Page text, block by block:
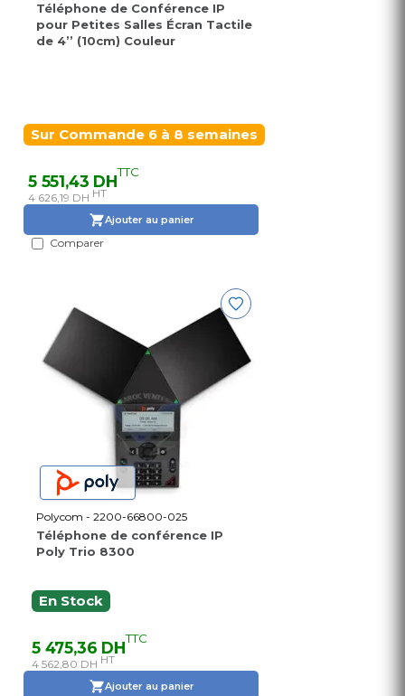
Téléphone de Conférence IP
pour Petites Salles Écran Tactile
de 4’’ (10cm) Couleur
Sur Commande 6 à 8 semaines
5 551,43 DHTTC
4 626,19 DH HT
Ajouter au panier
Comparer
Polycom - 2200-66800-025
Téléphone de conférence IP
Poly Trio 8300
En Stock
5 475,36 DHTTC
4 562,80 DH HT
Ajouter au panier